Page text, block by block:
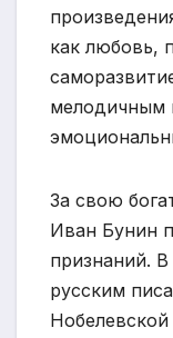
как любовь,
мелодичным
За свою
Иван Бунин
признаний.
русским